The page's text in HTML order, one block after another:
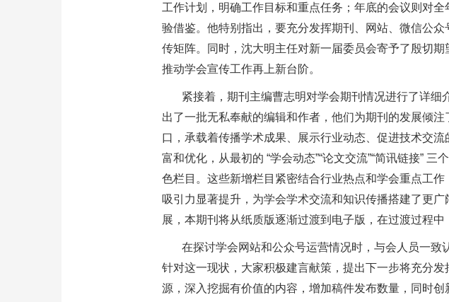
工作计划，明确工作目标和重点任务；年底的会议则对
验借鉴。他特别指出，要充分发挥期刊、网站、微信公
传矩阵。同时，沈大明主任对新一届委员会寄予了殷切
推动学会宣传工作再上新台阶。
紧接着，期刊主编曹志明对学会期刊情况进行了详
出了一批无私奉献的编辑和作者，他们为期刊的发展倾
口，承载着传播学术成果、展示行业动态、促进技术交
富和优化，从最初的 “学会动态”“论文交流”“简讯链接” 三
色栏目。这些新增栏目紧密结合行业热点和学会重点工
吸引力显著提升，为学会学术交流和知识传播搭建了更
展，本期刊将从纸质版逐渐过渡到电子版，在过渡过程
在探讨学会网站和公众号运营情况时，与会人员一致
针对这一现状，大家积极建言献策，提出下一步将充分
源，深入挖掘有价值的内容，增加稿件发布数量，同时